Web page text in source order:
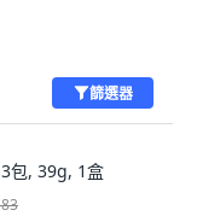
篩選器
包, 39g, 1盒